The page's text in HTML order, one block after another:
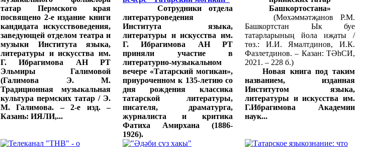
татар Пермского края
посвящено 2-е издание книги
кандидата искусствоведения,
заведующей отделом театра и
музыки Института языка,
литературы и искусства им.
Г. Ибрагимова АН РТ
Эльмиры Галимовой
(Галимова Э. М.
Традиционная музыкальная
культура пермских татар / Э.
М. Галимова. – 2-е изд. –
Казань: ИЯЛИ,...
Сотрудники отдела
литературоведения
Института языка,
литературы и искусства им.
Г. Ибрагимова АН РТ
приняли участие в
литературно-музыкальном
вечере «Татарский могикан»,
приуроченном к 135-летию со
дня рождения классика
татарской литературы,
писателя, драматурга,
журналиста и критика
Фатиха Амирхана (1886-
1926).
Башкортостана»
(Мөхәммәтҗанов Р.М.
Башкортстан Ык буе
татарларының йола иҗаты /
төз.: И.И. Ямалтдинов, И.К.
Фазлетдинов. – Казан: ТӘһСИ,
2021. – 228 б.)
Новая книга под таким
названием, изданная
Институтом языка,
литературы и искусства им.
Г.Ибрагимова Академии
наук...